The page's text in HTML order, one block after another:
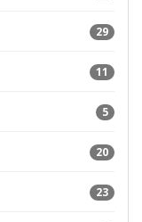
29
11
5
20
23